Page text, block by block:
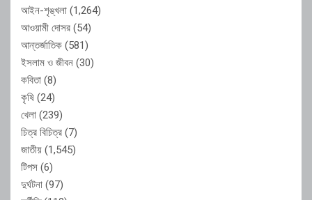
আইন-শৃঙ্খলা (1,264)
আওয়ামী দোসর (54)
আন্তর্জাতিক (581)
ইসলাম ও জীবন (30)
কবিতা (8)
কৃষি (24)
খেলা (239)
চিত্র বিচিত্র (7)
জাতীয় (1,545)
টিপস (6)
দুর্ঘটনা (97)